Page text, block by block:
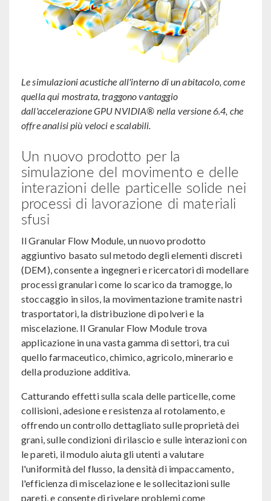
Le simulazioni acustiche all'interno di un abitacolo, come
quella qui mostrata, traggono vantaggio
dall'accelerazione GPU NVIDIA® nella versione 6.4, che
offre analisi più veloci e scalabili.
Un nuovo prodotto per la
simulazione del movimento e delle
interazioni delle particelle solide nei
processi di lavorazione di materiali
sfusi
Il Granular Flow Module, un nuovo prodotto
aggiuntivo basato sul metodo degli elementi discreti
(DEM), consente a ingegneri e ricercatori di modellare
processi granulari come lo scarico da tramogge, lo
stoccaggio in silos, la movimentazione tramite nastri
trasportatori, la distribuzione di polveri e la
miscelazione. Il Granular Flow Module trova
applicazione in una vasta gamma di settori, tra cui
quello farmaceutico, chimico, agricolo, minerario e
della produzione additiva.
Catturando effetti sulla scala delle particelle, come
collisioni, adesione e resistenza al rotolamento, e
offrendo un controllo dettagliato sulle proprietà dei
grani, sulle condizioni di rilascio e sulle interazioni con
le pareti, il modulo aiuta gli utenti a valutare
l'uniformità del flusso, la densità di impaccamento,
l'efficienza di miscelazione e le sollecitazioni sulle
pareti, e consente di rivelare problemi come